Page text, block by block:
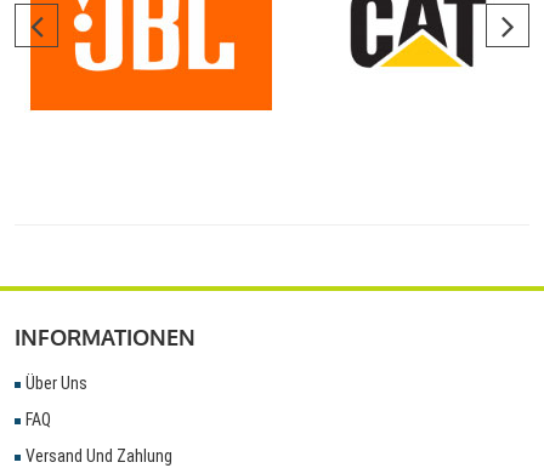
INFORMATIONEN
Über Uns
FAQ
Versand Und Zahlung